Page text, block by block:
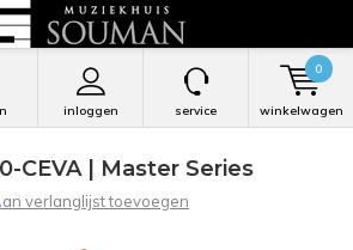
inloggen service winkelwagen
0
CEVA | Master Series
verlanglijst toevoegen